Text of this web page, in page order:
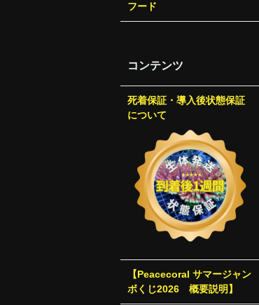
フード
コンテンツ
死着保証・導入後状態保証
について
【Peacecoral サマージャン
ボくじ2026 概要説明】